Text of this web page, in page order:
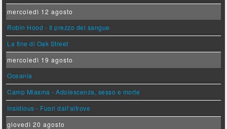
mercoledì 12 agosto
Robin Hood - Il prezzo del sangue
La fine di Oak Street
mercoledì 19 agosto
Oceania
Camp Miasma - Adolescenza, sesso e morte
Insidious - Fuori dall'altrove
giovedì 20 agosto